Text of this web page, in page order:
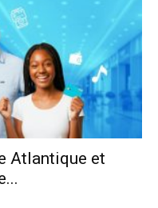
Atlantique et